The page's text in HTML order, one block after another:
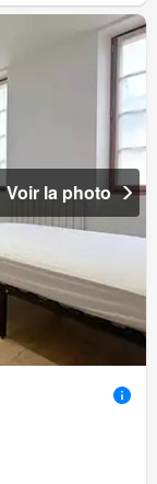
Voir la photo